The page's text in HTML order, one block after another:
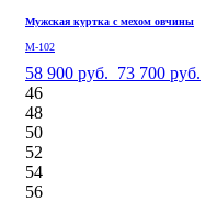
Мужская куртка с мехом овчины
М-102
58 900 руб. 73 700 руб.
46
48
50
52
54
56